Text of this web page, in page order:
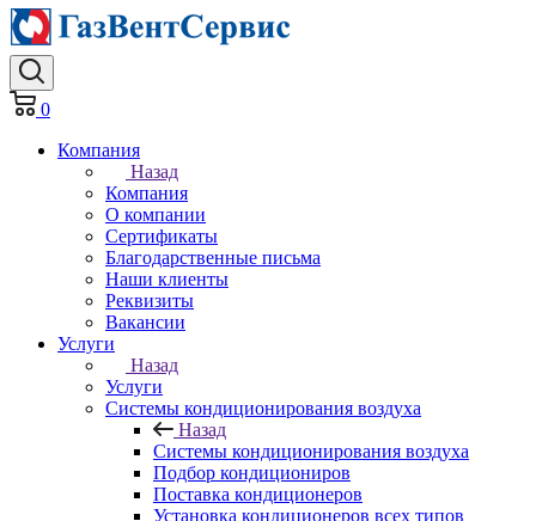
0
Компания
Назад
Компания
О компании
Сертификаты
Благодарственные письма
Наши клиенты
Реквизиты
Вакансии
Услуги
Назад
Услуги
Системы кондиционирования воздуха
Назад
Системы кондиционирования воздуха
Подбор кондициониров
Поставка кондиционеров
Установка кондиционеров всех типов